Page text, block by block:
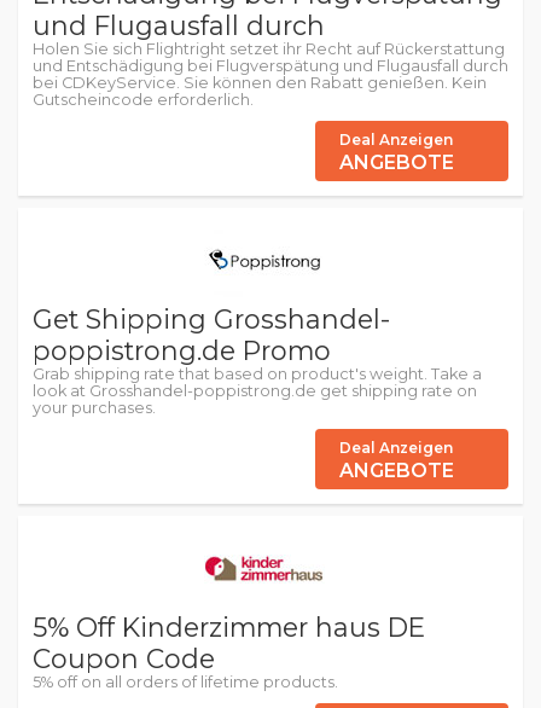
und Flugausfall durch
Holen Sie sich Flightright setzet ihr Recht auf Rückerstattung
und Entschädigung bei Flugverspätung und Flugausfall durch
bei CDKeyService. Sie können den Rabatt genießen. Kein
Gutscheincode erforderlich.
Deal Anzeigen
ANGEBOTE
Get Shipping Grosshandel-
poppistrong.de Promo
Grab shipping rate that based on product's weight. Take a
look at Grosshandel-poppistrong.de get shipping rate on
your purchases.
Deal Anzeigen
ANGEBOTE
5% Off Kinderzimmer haus DE
Coupon Code
5% off on all orders of lifetime products.